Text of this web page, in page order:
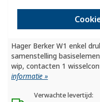
Hager Berker W1 enkel
samenstelling
wip, contacten 1
informatie »
Verwachte levertijd: